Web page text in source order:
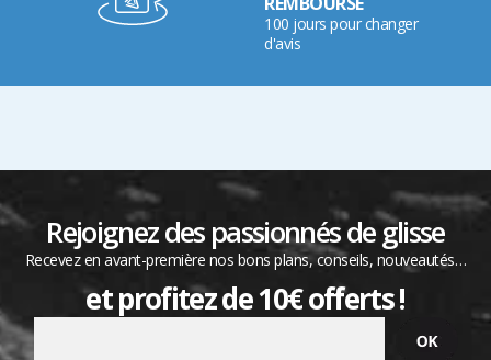
100 jours pour changer
d'avis
Rejoignez des passionnés de glisse
Recevez en avant-première nos bons plans, conseils, nouveautés…
et profitez de 10€ offerts !